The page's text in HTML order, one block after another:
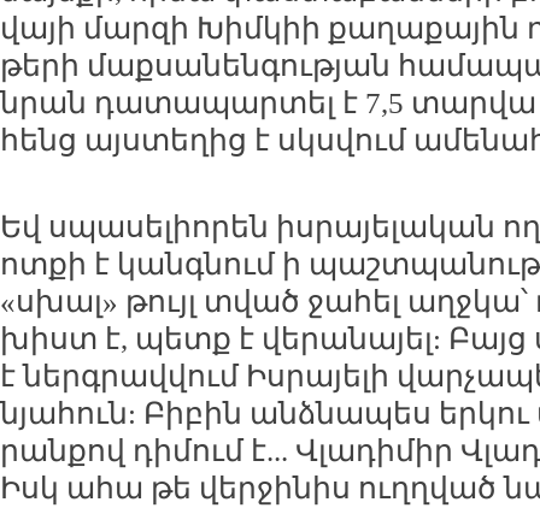
վա­յի մար­զի Խիմ­կիի
թե­րի մաք­սա­նեն­գու­թյան
նրան դա­տա­պար­տել է 7,5
հենց այս­տե­ղից է սկս­վում
Եվ սպա­սե­լիո­րեն իս­րա­յե­լա­կան
ոտ­քի է կանգ­նում ի
«սխալ» թույլ տված ջա­հել
խիստ է, պետք է վե­րա­նա­յել: Բայց
է ներգ­րավ­վում Իս­րա­յե­լի
նյա­հուն: Բի­բին անձ­նա­պես
րան­քով դի­մում է... Վլա­դի­միր
Իսկ ա­հա թե վեր­ջի­նիս ուղղ­ված